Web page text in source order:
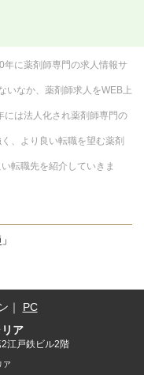
に薬剤師専門の求人情報サ
いなか、薬剤師求人をWEB上
には法人化され薬剤師専門の
、より良い転職を望む薬剤
転職先を紹介していきま
」
｜ PC
ア
江戸鉄ビル2階
ア